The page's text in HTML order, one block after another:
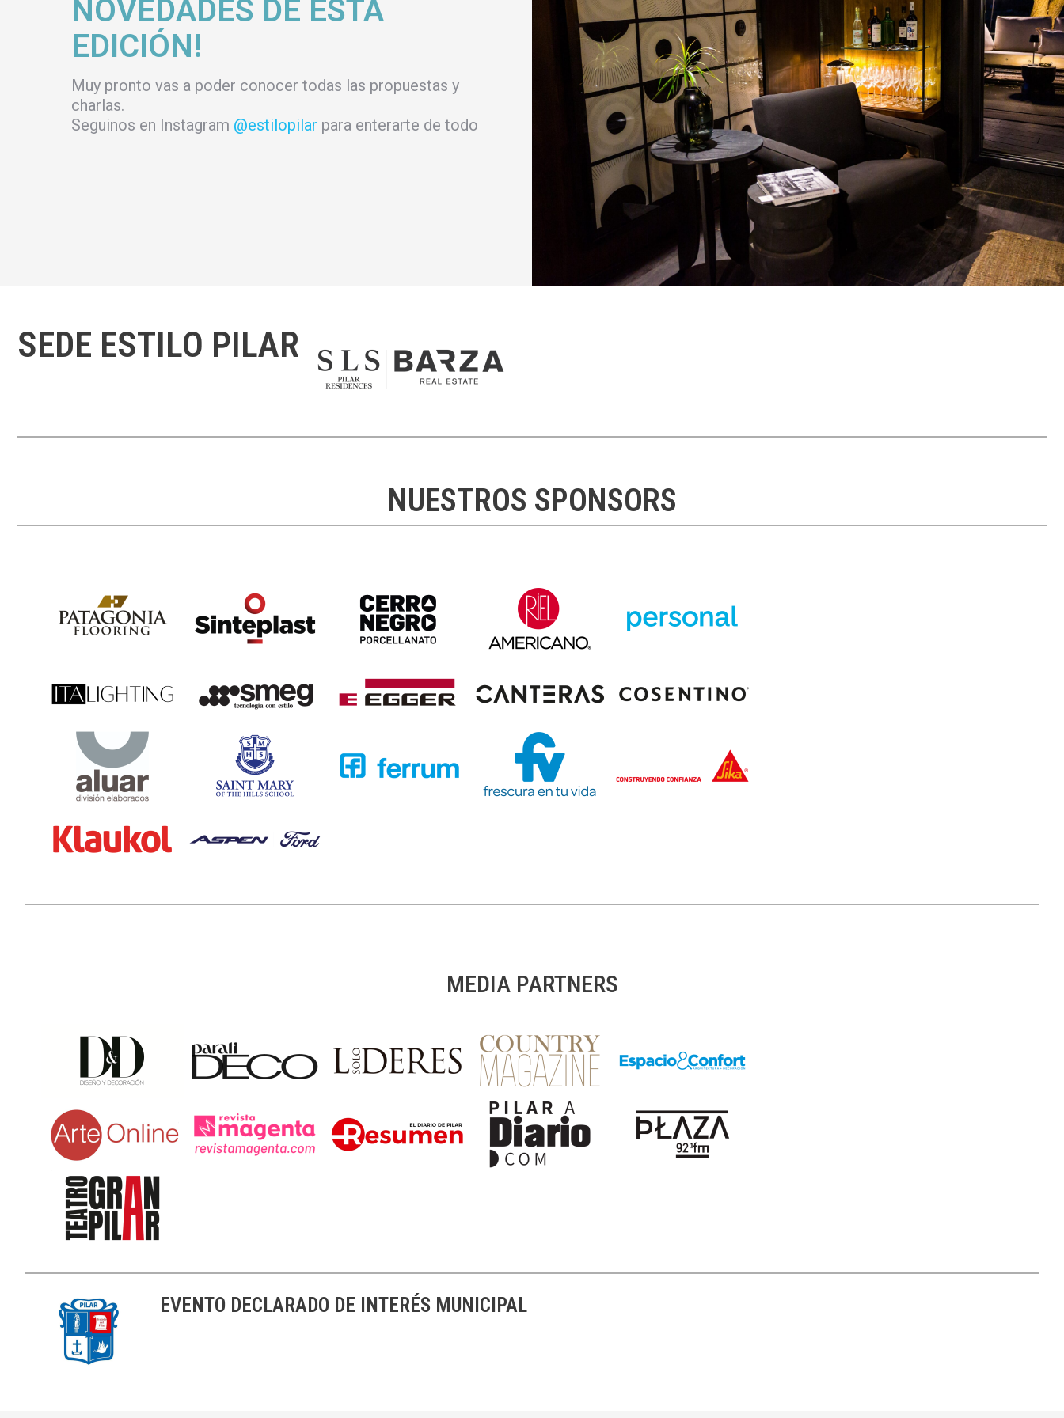
NOVEDADES DE ESTA
EDICIÓN!
Muy pronto vas a poder conocer todas las propuestas y
charlas.
Seguinos en Instagram @estilopilar para enterarte de todo
SEDE ESTILO PILAR
NUESTROS SPONSORS
MEDIA PARTNERS
EVENTO DECLARADO DE INTERÉS MUNICIPAL